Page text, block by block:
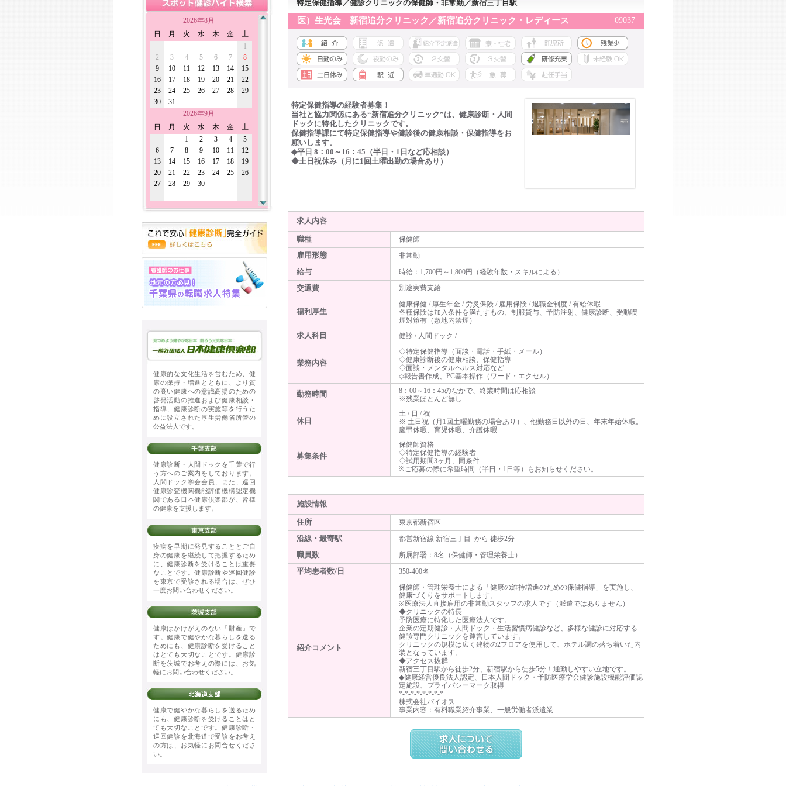
2026年8月
日
月 火 水 木 金
土
1
2
3 4 5 6 7
8
9
10 11 12 13 14
15
16
17 18 19 20 21
22
23
24 25 26 27 28
29
30
31
2026年9月
日
月 火 水 木 金
土
1
2 3 4
5
6
7 8 9 10 11
12
13
14 15 16 17 18
19
20
21 22 23 24 25
26
27
28 29 30
健康的な文化生活を営むため、健
康の保持・増進とともに、より質
の高い健康への意識高揚のための
啓発活動の推進および健康相談・
指導、健康診断の実施等を行うた
めに設立された厚生労働省所管の
公益法人です。
健康診断・人間ドックを千葉で行
う方へのご案内をしております。
人間ドック学会会員、また、巡回
健康診査機関機能評価機構認定機
関である日本健康倶楽部が、皆様
の健康を支援します。
疾病を早期に発見することとご自
身の健康を継続して把握するため
に、健康診断を受けることは重要
なことです。健康診断や巡回健診
を東京で受診される場合は、ぜひ
一度お問い合わせください。
健康はかけがえのない「財産」で
す。健康で健やかな暮らしを送る
ためにも、健康診断を受けること
はとても大切なことです。健康診
断を茨城でお考えの際には、お気
軽にお問い合わせください。
健康で健やかな暮らしを送るため
にも、健康診断を受けることはと
ても大切なことです。健康診断・
巡回健診を北海道で受診をお考え
の方は、お気軽にお問合せくださ
い。
特定保健指導／健診クリニックの保健師・非常勤／新宿三丁目駅
医）生光会 新宿追分クリニック／新宿追分クリニック・レディース 09037
特定保健指導の経験者募集！
当社と協力関係にある“新宿追分クリニック”は、健康診断・人間
ドックに特化したクリニックです。
保健指導課にて特定保健指導や健診後の健康相談・保健指導をお
願いします。
◆平日 8：00～16：45（半日・1日など応相談）
◆土日祝休み（月に1回土曜出勤の場合あり）
求人内容
職種 保健師
雇用形態 非常勤
給与 時給：1,700円～1,800円（経験年数・スキルによる）
交通費 別途実費支給
福利厚生
健康保健 / 厚生年金 / 労災保険 / 雇用保険 / 退職金制度 / 有給休暇
各種保険は加入条件を満たすもの、制服貸与、予防注射、健康診断、受動喫
煙対策有（敷地内禁煙）
求人科目 健診 / 人間ドック /
業務内容
◇特定保健指導（面談・電話・手紙・メール）
◇健康診断後の健康相談、保健指導
◇面談・メンタルヘルス対応など
◇報告書作成、PC基本操作（ワード・エクセル）
勤務時間
8：00～16：45のなかで、終業時間は応相談
※残業ほとんど無し
休日
土 / 日 / 祝
※ 土日祝（月1回土曜勤務の場合あり）、他勤務日以外の日、年末年始休暇。
慶弔休暇、育児休暇、介護休暇
募集条件
保健師資格
◇特定保健指導の経験者
◇試用期間3ヶ月、同条件
※ご応募の際に希望時間（半日・1日等）もお知らせください。
施設情報
住所 東京都新宿区
沿線・最寄駅 都営新宿線 新宿三丁目 から 徒歩2分
職員数 所属部署：8名（保健師・管理栄養士）
平均患者数/日 350-400名
紹介コメント
保健師・管理栄養士による「健康の維持増進のための保健指導」を実施し、
健康づくりをサポートします。
※医療法人直接雇用の非常勤スタッフの求人です（派遣ではありません）
◆クリニックの特長
予防医療に特化した医療法人です。
企業の定期健診・人間ドック・生活習慣病健診など、多様な健診に対応する
健診専門クリニックを運営しています。
クリニックの規模は広く建物の2フロアを使用して、ホテル調の落ち着いた内
装となっています。
◆アクセス抜群
新宿三丁目駅から徒歩2分、新宿駅から徒歩5分！通勤しやすい立地です。
◆健康経営優良法人認定、日本人間ドック・予防医療学会健診施設機能評価認
定施設、プライバシーマーク取得
*-*-*-*-*-*-*-*
株式会社バイオス
事業内容：有料職業紹介事業、一般労働者派遣業